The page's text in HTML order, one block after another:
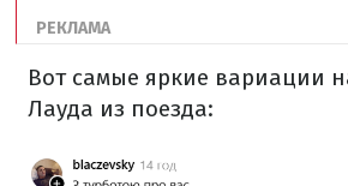
Вот самые яркие вариации
Лауда из поезда: